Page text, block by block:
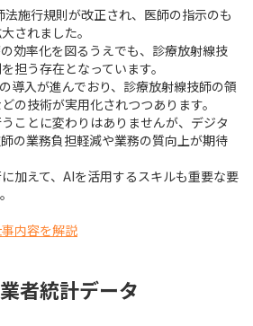
施行規則が改正され、医師の指示のも
されました。
効率化を図るうえでも、診療放射線技
担う存在となっています。
導入が進んでおり、診療放射線技師の領
の技術が実用化されつつあります。
ことに変わりはありませんが、デジタ
の業務負担軽減や業務の質向上が期待
加えて、AIを活用するスキルも重要な要
内容を解説
者統計データ